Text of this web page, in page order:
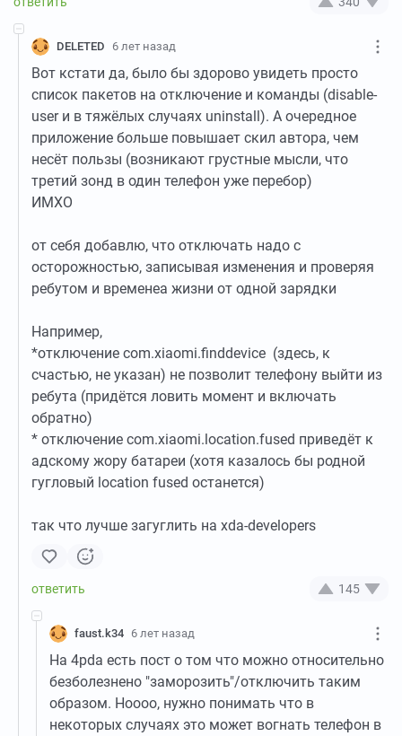
DELETED 6 лет назад
Вот кстати да, было бы здорово увидеть просто
список пакетов на отключение и команды (disable-
user и в тяжёлых случаях uninstall). А очередное
приложение больше повышает скил автора, чем
несёт пользы (возникают грустные мысли, что
третий зонд в один телефон уже перебор)
ИМХО
от себя добавлю, что отключать надо с
осторожностью, записывая изменения и проверяя
ребутом и временеа жизни от одной зарядки
Например,
*отключение com.xiaomi.finddevice (здесь, к
счастью, не указан) не позволит телефону выйти из
ребута (придётся ловить момент и включать
обратно)
* отключение com.xiaomi.location.fused приведёт к
адскому жору батареи (хотя казалось бы родной
гугловый location fused останется)
так что лучше загуглить на xda-developers
145
faust.k34 6 лет назад
На 4pda есть пост о том что можно относительно
безболезнено "заморозить"/отключить таким
образом. Ноооо, нужно понимать что в
некоторых случаях это может вогнать телефон в